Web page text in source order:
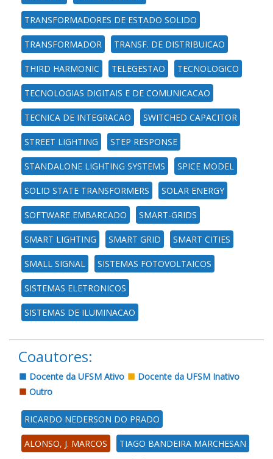
TRANSFORMADORES DE ESTADO SOLIDO
TRANSFORMADOR TRANSF. DE DISTRIBUICAO
THIRD HARMONIC TELEGESTAO TECNOLOGICO
TECNOLOGIAS DIGITAIS E DE COMUNICACAO
TECNICA DE INTEGRACAO SWITCHED CAPACITOR
STREET LIGHTING STEP RESPONSE
STANDALONE LIGHTING SYSTEMS SPICE MODEL
SOLID STATE TRANSFORMERS SOLAR ENERGY
SOFTWARE EMBARCADO SMART-GRIDS
SMART LIGHTING SMART GRID SMART CITIES
SMALL SIGNAL SISTEMAS FOTOVOLTAICOS
SISTEMAS ELETRONICOS
SISTEMAS DE ILUMINACAO
Coautores:
Docente da UFSM Ativo
Docente da UFSM Inativo
Outro
RICARDO NEDERSON DO PRADO
ALONSO, J. MARCOS TIAGO BANDEIRA MARCHESAN